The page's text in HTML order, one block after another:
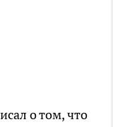
о том, что